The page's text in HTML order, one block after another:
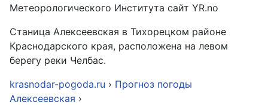
Метеорологического Института сайт YR.no
Станица Алексеевская в Тихорецком районе
Краснодарского края, расположена на левом
берегу реки Челбас.
krasnodar-pogoda.ru › Прогноз погоды
Алексеевская ›